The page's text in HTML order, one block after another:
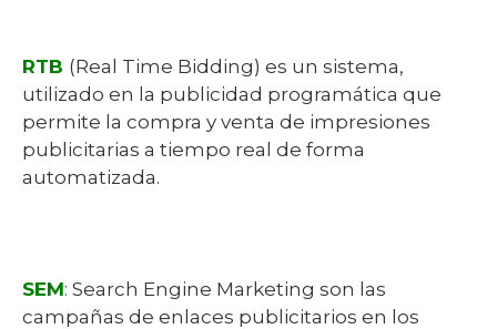
RTB (Real Time Bidding) es un sistema,
utilizado en la publicidad programática que
permite la compra y venta de impresiones
publicitarias a tiempo real de forma
automatizada.
SEM: Search Engine Marketing son las
campañas de enlaces publicitarios en los